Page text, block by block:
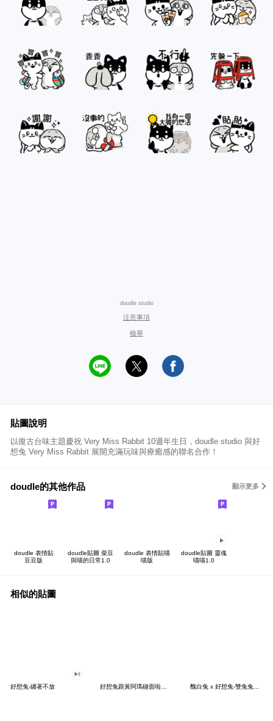
doudle studio
注意事項
檢舉
貼圖說明
以復古台味主題慶祝 Very Miss Rabbit 10週年生日，doudle studio 與好
想兔 Very Miss Rabbit 展開充滿玩味與療癒感的聯名合作！
doudle的其他作品 顯示更多
doudle 表情貼
豆豆版
doudle貼圖 柴豆
與喵的日常1.0
doudle 表情貼喵
喵版
doudle貼圖 靈魂
喵喵1.0
相似的貼圖
好想兔-纏著不放 好想兔跟黃阿瑪碰面啦！超台復古對話～ 醜白兔 x 好想兔-雙兔兔同台！